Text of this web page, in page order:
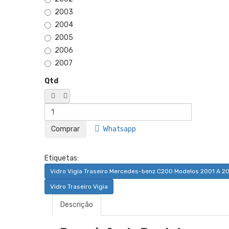
2003
2004
2005
2006
2007
Qtd
Whatsapp
Etiquetas:
Vidro Vigia Traseiro Mercedes-benz C200 Modelos 2001 A
Vidro Traseiro Vigia
Descrição